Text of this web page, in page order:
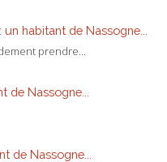
habitant de Nassogne...
prendre...
de Nassogne...
de Nassogne...